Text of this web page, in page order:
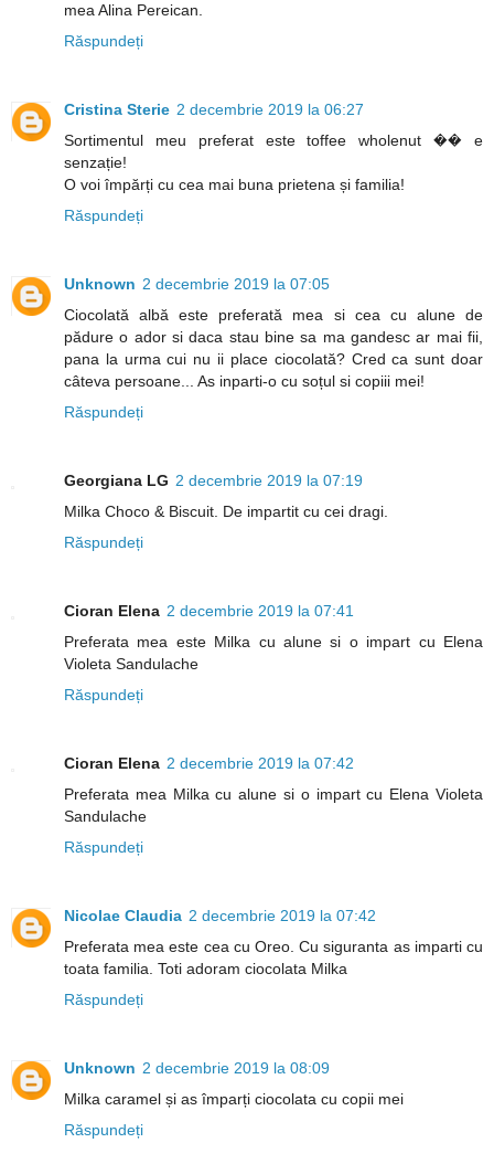
mea Alina Pereican.
Răspundeți
Cristina Sterie 2 decembrie 2019 la 06:27
Sortimentul meu preferat este toffee wholenut �� e
senzație!
O voi împărți cu cea mai buna prietena și familia!
Răspundeți
Unknown 2 decembrie 2019 la 07:05
Ciocolată albă este preferată mea si cea cu alune de
pădure o ador si daca stau bine sa ma gandesc ar mai fii,
pana la urma cui nu ii place ciocolată? Cred ca sunt doar
câteva persoane... As inparti-o cu soțul si copiii mei!
Răspundeți
Georgiana LG 2 decembrie 2019 la 07:19
Milka Choco & Biscuit. De impartit cu cei dragi.
Răspundeți
Cioran Elena 2 decembrie 2019 la 07:41
Preferata mea este Milka cu alune si o impart cu Elena
Violeta Sandulache
Răspundeți
Cioran Elena 2 decembrie 2019 la 07:42
Preferata mea Milka cu alune si o impart cu Elena Violeta
Sandulache
Răspundeți
Nicolae Claudia 2 decembrie 2019 la 07:42
Preferata mea este cea cu Oreo. Cu siguranta as imparti cu
toata familia. Toti adoram ciocolata Milka
Răspundeți
Unknown 2 decembrie 2019 la 08:09
Milka caramel și as împarți ciocolata cu copii mei
Răspundeți